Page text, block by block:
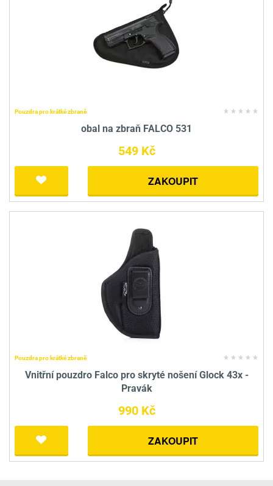
Pouzdra pro krátké zbraně
obal na zbraň FALCO 531
549 Kč
ZAKOUPIT
Pouzdra pro krátké zbraně
Vnitřní pouzdro Falco pro skryté nošení Glock 43x -
Pravák
990 Kč
ZAKOUPIT